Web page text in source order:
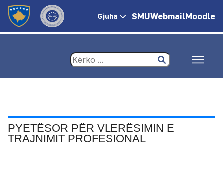
Gjuha SMUWebmailMoodle
PYETËSOR PËR VLERËSIMIN E
TRAJNIMIT PROFESIONAL